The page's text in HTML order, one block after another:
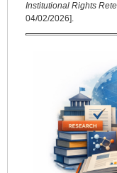
Institutional Rights
04/02/2026].